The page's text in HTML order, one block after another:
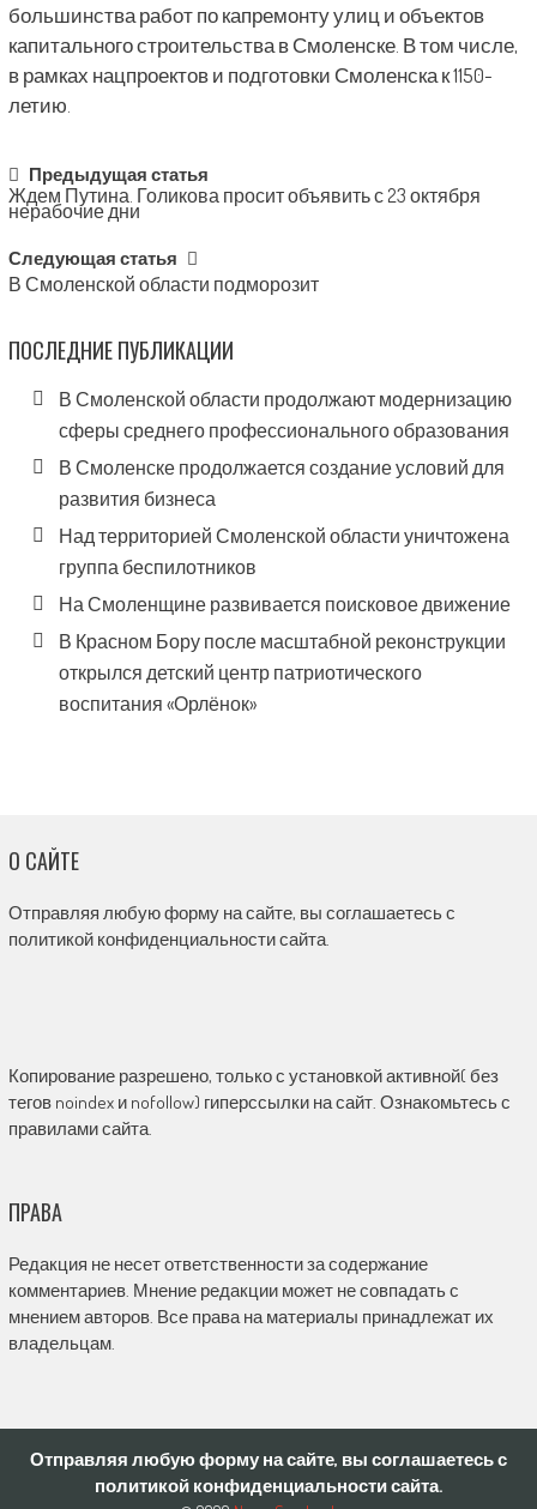
большинства работ по капремонту улиц и объектов
капитального строительства в Смоленске. В том числе,
в рамках нацпроектов и подготовки Смоленска к 1150-
летию.
Post
navigation
Предыдущая статья
Ждем Путина. Голикова просит объявить с 23 октября
нерабочие дни
Следующая статья
В Смоленской области подморозит
ПОСЛЕДНИЕ ПУБЛИКАЦИИ
В Смоленской области продолжают модернизацию
сферы среднего профессионального образования
В Смоленске продолжается создание условий для
развития бизнеса
Над территорией Смоленской области уничтожена
группа беспилотников
На Смоленщине развивается поисковое движение
В Красном Бору после масштабной реконструкции
открылся детский центр патриотического
воспитания «Орлёнок»
О САЙТЕ
Отправляя любую форму на сайте, вы соглашаетесь с
политикой конфиденциальности сайта.
Копирование разрешено, только с установкой активной( без
тегов noindex и nofollow) гиперссылки на сайт. Ознакомьтесь с
правилами сайта.
ПРАВА
Редакция не несет ответственности за содержание
комментариев. Мнение редакции может не совпадать с
мнением авторов. Все права на материалы принадлежат их
владельцам.
Отправляя любую форму на сайте, вы соглашаетесь с
политикой конфиденциальности сайта.